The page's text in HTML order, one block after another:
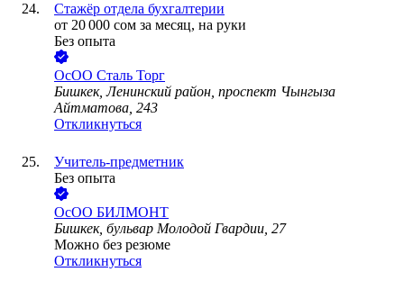
Стажёр отдела бухгалтерии
от 20 000 сом за месяц, на руки
Без опыта
ОсОО Сталь Торг
Бишкек, Ленинский район, проспект Чынгыза
Айтматова, 243
Откликнуться
Учитель-предметник
Без опыта
ОсОО БИЛМОНТ
Бишкек, бульвар Молодой Гвардии, 27
Можно без резюме
Откликнуться